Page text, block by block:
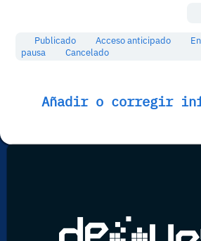
Publicado Acceso anticipado
pausa
Cancelado
Añadir o corregir